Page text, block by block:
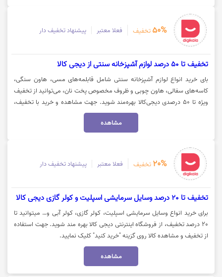
50% تخفیف فعلا معتبر پیشنهاد تخفیف دار
تخفیف تا 50 درصد لوازم آشپزخانه سنتی از دیجی کالا
بای خرید انواع لوازم آشپزخانه سنتی شامل قابلمه‌های مسی، هاون سنگی،
کاسه‌های سفالی، هاون چوبی و ظروف مخصوص پخت نان، می‌توانید از تخفیف
ویژه تا ۵۰ درصدی دیجی‌کالا بهره‌مند شوید. جهت مشاهده و خرید با تخفیف،
روی گزینه «خرید کنید» کلیک نمایید.
مشاهده
20% تخفیف فعلا معتبر پیشنهاد تخفیف دار
تخفیف تا 20 درصد وسایل سرمایشی اسپلیت و کولر گازی دیجی کالا
برای خرید انواع وسایل سرمایشی اسپلیت، کولر گازی، کولر آبی و… میتوانید تا
20 درصد تخفیف، از فروشگاه اینترنتی دیجی کالا بهره مند شوید. جهت استفاده
از تخفیف و مشاهده کالا روی گزینه "خرید کنید" کلیک نمایید.
مشاهده